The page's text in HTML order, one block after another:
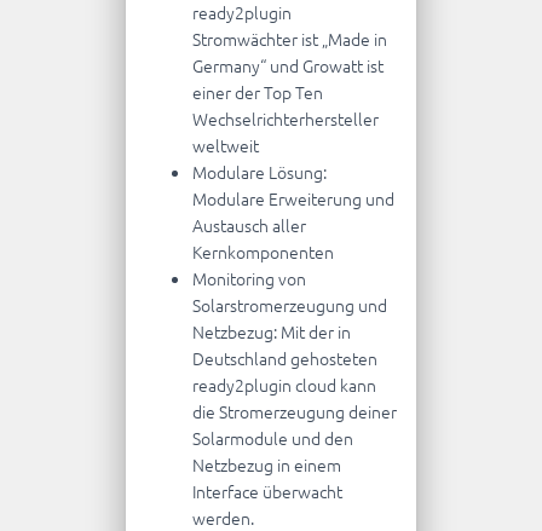
ready2plugin
Stromwächter ist „Made in
Germany“ und Growatt ist
einer der Top Ten
Wechselrichterhersteller
weltweit
Modulare Lösung:
Modulare Erweiterung und
Austausch aller
Kernkomponenten
Monitoring von
Solarstromerzeugung und
Netzbezug: Mit der in
Deutschland gehosteten
ready2plugin cloud kann
die Stromerzeugung deiner
Solarmodule und den
Netzbezug in einem
Interface überwacht
werden.